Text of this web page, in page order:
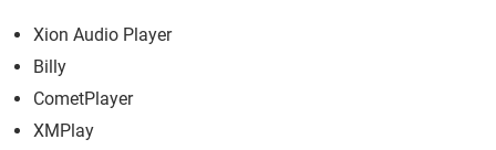
Xion Audio Player
Billy
CometPlayer
XMPlay